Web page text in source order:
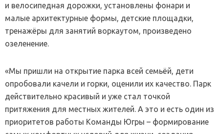
и велосипедная дорожки, установлены фонари и
малые архитектурные формы, детские площадки,
тренажёры для занятий воркаутом, произведено
озеленение.
«Мы пришли на открытие парка всей семьёй, дети
опробовали качели и горки, оценили их качество. Парк
действительно красивый и уже стал точкой
притяжения для местных жителей. А это и есть один из
приоритетов работы Команды Югры – формирование